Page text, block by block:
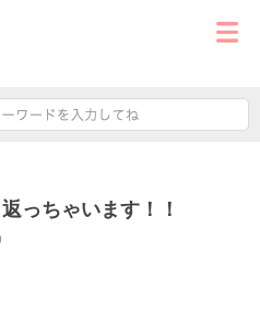
っちゃいます！！